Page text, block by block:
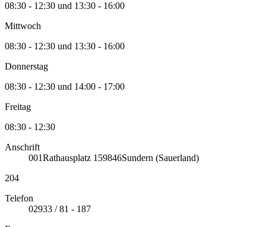
08:30 - 12:30 und 13:30 - 16:00
Mittwoch
08:30 - 12:30 und 13:30 - 16:00
Donnerstag
08:30 - 12:30 und 14:00 - 17:00
Freitag
08:30 - 12:30
Anschrift
001Rathausplatz 1 59846Sundern (Sauerland)
204
Telefon
02933 / 81 - 187